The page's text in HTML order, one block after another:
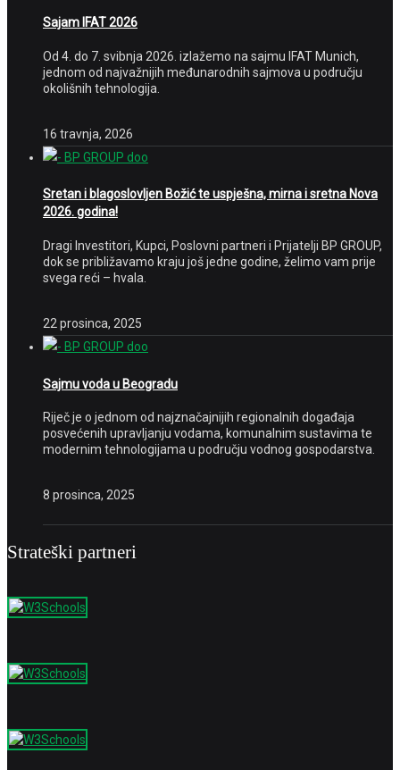
Sajam IFAT 2026
Od 4. do 7. svibnja 2026. izlažemo na sajmu IFAT Munich,
jednom od najvažnijih međunarodnih sajmova u području
okolišnih tehnologija.
16 travnja, 2026
Sretan i blagoslovljen Božić te uspješna, mirna i sretna Nova
2026. godina!
Dragi Investitori, Kupci, Poslovni partneri i Prijatelji BP GROUP,
dok se približavamo kraju još jedne godine, želimo vam prije
svega reći – hvala.
22 prosinca, 2025
Sajmu voda u Beogradu
Riječ je o jednom od najznačajnijih regionalnih događaja
posvećenih upravljanju vodama, komunalnim sustavima te
modernim tehnologijama u području vodnog gospodarstva.
8 prosinca, 2025
Strateški partneri